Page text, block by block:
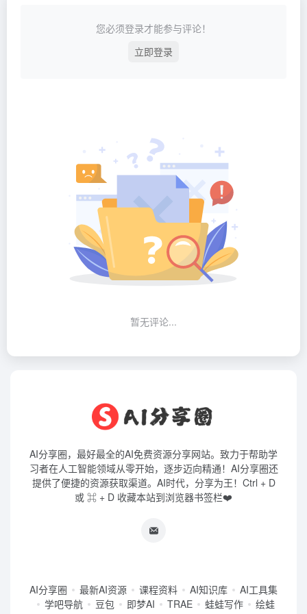
您必须登录才能参与评论！
立即登录
暂无评论...
AI分享圈，最好最全的AI免费资源分享网站。致力于帮助学
习者在人工智能领域从零开始，逐步迈向精通！AI分享圈还
提供了便捷的资源获取渠道。AI时代，分享为王！Ctrl + D
或 ⌘ + D 收藏本站到浏览器书签栏❤️
AI分享圈 最新AI资源 课程资料 AI知识库
AI工具集
学吧导航
豆包 即梦AI TRAE 蛙蛙写作
绘蛙